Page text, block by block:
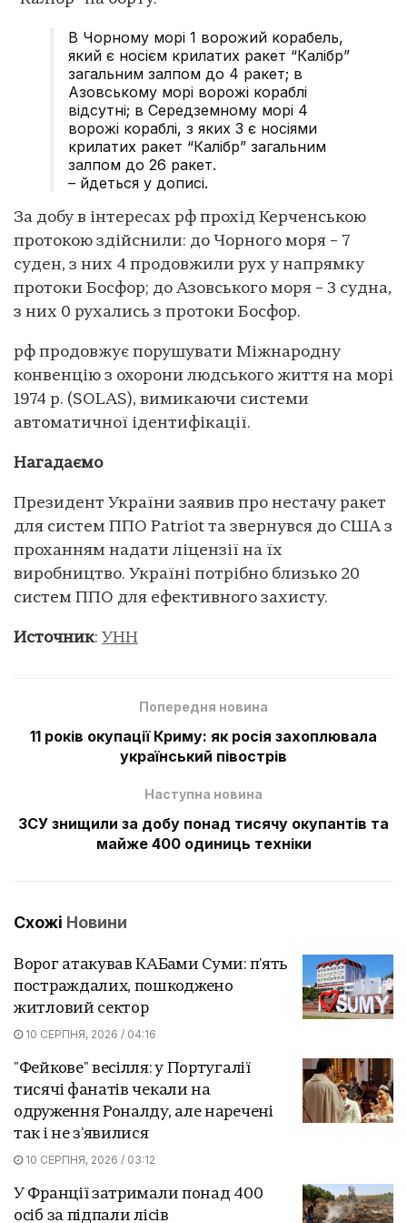
В Чорному морі 1 ворожий корабель,
який є носієм крилатих ракет “Калібр”
загальним залпом до 4 ракет; в
Азовському морі ворожі кораблі
відсутні; в Середземному морі 4
ворожі кораблі, з яких 3 є носіями
крилатих ракет “Калібр” загальним
залпом до 26 ракет.
– йдеться у дописі.
За добу в інтересах рф прохід Керченською
протокою здійснили: до Чорного моря – 7
суден, з них 4 продовжили рух у напрямку
протоки Босфор; до Азовського моря – 3 судна,
з них 0 рухались з протоки Босфор.
рф продовжує порушувати Міжнародну
конвенцію з охорони людського життя на морі
1974 р. (SOLAS), вимикаючи системи
автоматичної ідентифікації.
Нагадаємо
Президент України заявив про нестачу ракет
для систем ППО Patriot та звернувся до США з
проханням надати ліцензії на їх
виробництво. Україні потрібно близько 20
систем ППО для ефективного захисту.
Источник: УНН
Попередня новина
11 років окупації Криму: як росія захоплювала
український півострів
Наступна новина
ЗСУ знищили за добу понад тисячу окупантів та
майже 400 одиниць техніки
Схожі Новини
Ворог атакував КАБами Суми: п'ять
постраждалих, пошкоджено
житловий сектор
10 СЕРПНЯ, 2026 / 04:16
"Фейкове" весілля: у Португалії
тисячі фанатів чекали на
одруження Роналду, але наречені
так і не з'явилися
10 СЕРПНЯ, 2026 / 03:12
У Франції затримали понад 400
осіб за підпали лісів